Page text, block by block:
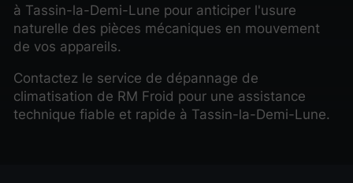
à Tassin-la-Demi-Lune pour anticiper l'usure
naturelle des pièces mécaniques en mouvement
de vos appareils.
Contactez le service de dépannage de
climatisation de RM Froid pour une assistance
technique fiable et rapide à Tassin-la-Demi-Lune.